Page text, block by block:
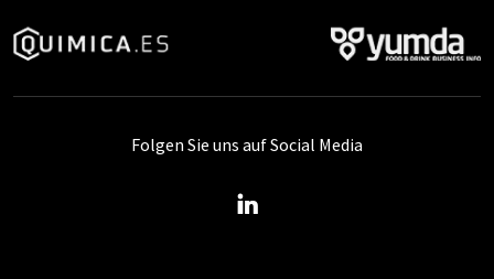
Folgen Sie uns auf Social Media